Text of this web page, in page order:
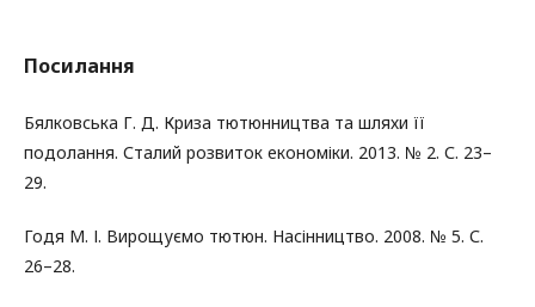
Посилання
Бялковська Г. Д. Криза тютюнництва та шляхи її
подолання. Сталий розвиток економіки. 2013. № 2. С. 23–
29.
Годя М. І. Вирощуємо тютюн. Насінництво. 2008. № 5. С.
26–28.